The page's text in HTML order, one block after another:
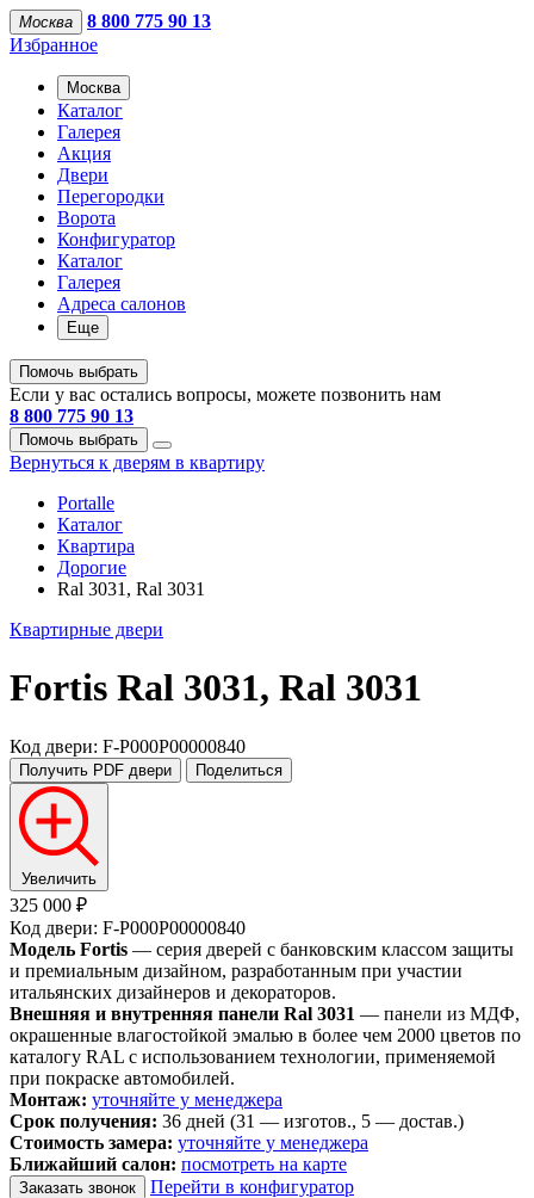
Москва
8 800 775 90 13
Избранное
Москва
Каталог
Галерея
Акция
Двери
Перегородки
Ворота
Конфигуратор
Каталог
Галерея
Адреса салонов
Еще
Помочь выбрать
Если у вас остались вопросы, можете позвонить нам
8 800 775 90 13
Помочь выбрать
Вернуться к дверям в квартиру
Portalle
Каталог
Квартира
Дорогие
Ral 3031, Ral 3031
Квартирные двери
Fortis Ral 3031, Ral 3031
Код двери: F-P000P00000840
Получить PDF двери Поделиться
Увеличить
325 000 ₽
Код двери: F-P000P00000840
Модель Fortis — серия дверей с банковским классом защиты
и премиальным дизайном, разработанным при участии
итальянских дизайнеров и декораторов.
Внешняя и внутренняя панели Ral 3031 — панели из МДФ,
окрашенные влагостойкой эмалью в более чем 2000 цветов по
каталогу RAL с использованием технологии, применяемой
при покраске автомобилей.
Монтаж: уточняйте у менеджера
Срок получения: 36 дней (31 — изготов., 5 — достав.)
Стоимость замера: уточняйте у менеджера
Ближайший салон: посмотреть на карте
Заказать звонок
Перейти в конфигуратор